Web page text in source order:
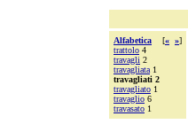
Alfabetica [« »]
trattolo 4
travagli 2
travagliata 1
travagliati 2
travagliato 1
travaglio 6
travasato 1